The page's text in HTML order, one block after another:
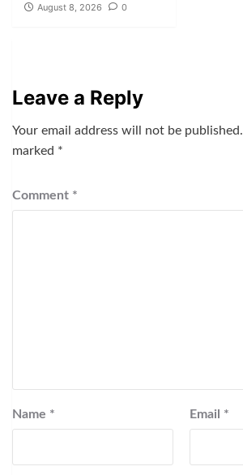
August 8, 2026 0
Leave a Reply
Your email address will not be published.
marked *
Comment *
Name * Email *